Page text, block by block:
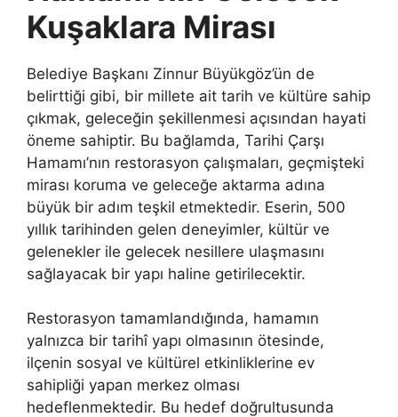
Kuşaklara Mirası
Belediye Başkanı Zinnur Büyükgöz’ün de
belirttiği gibi, bir millete ait tarih ve kültüre sahip
çıkmak, geleceğin şekillenmesi açısından hayati
öneme sahiptir. Bu bağlamda, Tarihi Çarşı
Hamamı’nın restorasyon çalışmaları, geçmişteki
mirası koruma ve geleceğe aktarma adına
büyük bir adım teşkil etmektedir. Eserin, 500
yıllık tarihinden gelen deneyimler, kültür ve
gelenekler ile gelecek nesillere ulaşmasını
sağlayacak bir yapı haline getirilecektir.
Restorasyon tamamlandığında, hamamın
yalnızca bir tarihî yapı olmasının ötesinde,
ilçenin sosyal ve kültürel etkinliklerine ev
sahipliği yapan merkez olması
hedeflenmektedir. Bu hedef doğrultusunda